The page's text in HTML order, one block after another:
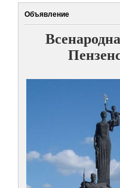
Объявление